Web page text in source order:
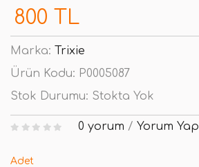
800 TL
Marka: Trixie
Ürün Kodu: P0005087
Stok Durumu: Stokta Yok
0 yorum / Yorum Yap
Adet